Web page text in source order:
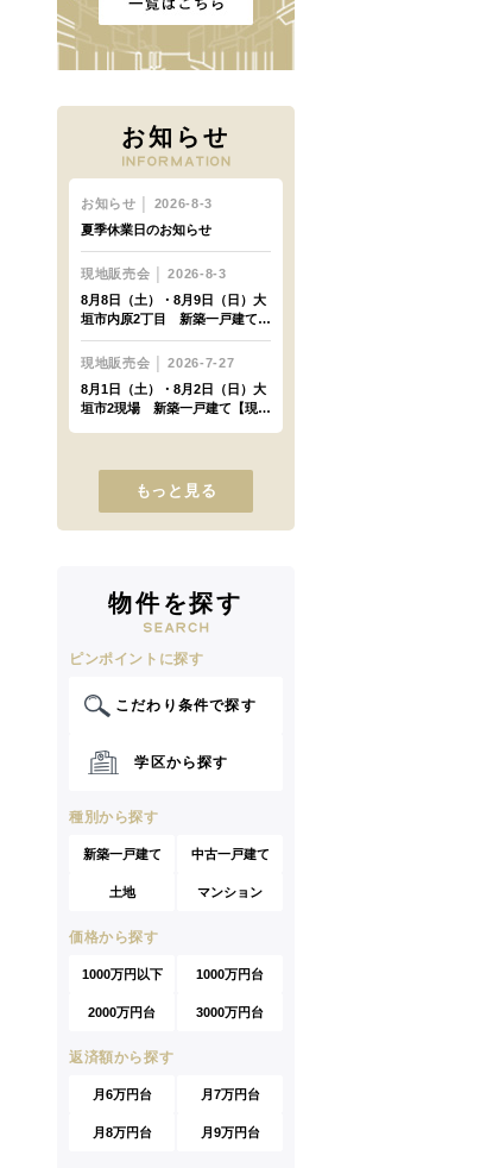
お知らせ
もっと見る
物件を探す
ピンポイントに探す
こだわり条件で探す
学区から探す
種別から探す
新築一戸建て 中古一戸建て
土地 マンション
価格から探す
1000万円以下 1000万円台
2000万円台 3000万円台
返済額から探す
月6万円台 月7万円台
月8万円台 月9万円台